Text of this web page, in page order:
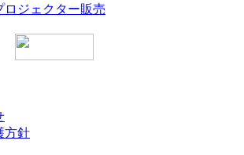
ロジェクター販売
方針